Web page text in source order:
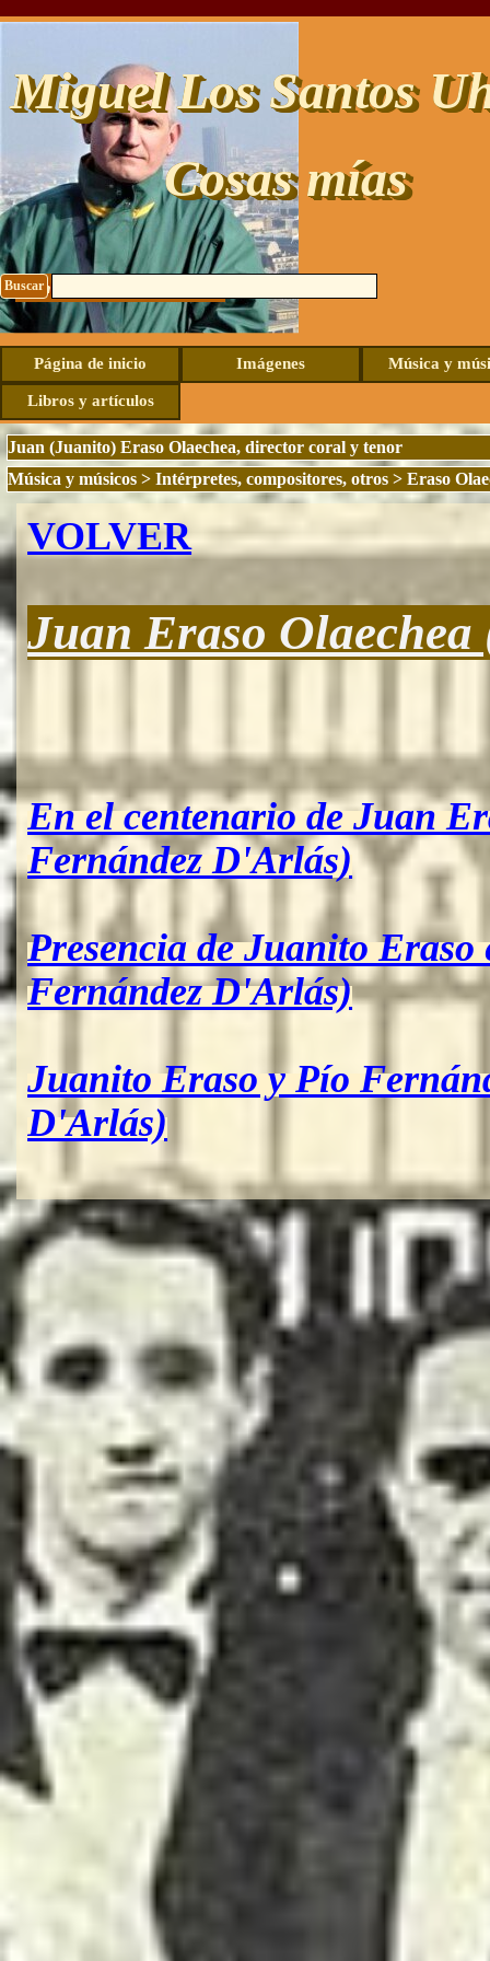
Miguel Los Santos
Cosas mías
Buscar
Contacto: uhide@live.com
Página de inicio Imágenes Música y
Libros y artículos
Juan (Juanito) Eraso Olaechea, director coral y tenor
Música y músicos >Intérpretes, compositores, otros >Eraso
VOLVER
Juan Eraso
En el centenario de Juan
Fernández D'Arlás)
Presencia de Juanito
Fernández D'Arlás)
Juanito Eraso y Pío
D'Arlás)
Regreso al contenido